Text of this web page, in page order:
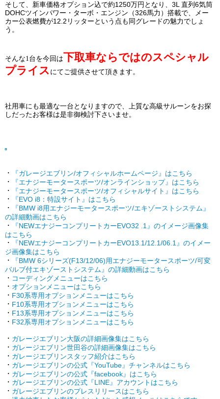
そして、新車価格オプション込で約1250万円となり、3L 直列6気筒
DOHCツインパワー・ターボ・エンジン（326馬力）搭載で、メー
カー公表燃費が12.2リッターという点も同グレードの魅力でしょ
う。
そんな1台を今回は下取車ならではのスペシャル
プライス にてご提供させて頂きます。
社用車にも最適な一台となりますので、上質な高級サルーンをお探
しだったお客様は是非御検討下さいませ。
・
『ガレージエブリン/オフィシャルホームページ』はこちら
・
『エナジーモータースポーツ/オンラインショップ』はこちら
・
『エナジーモータースポーツ/オフィシャルサイト』はこちら
・
『EVO i8：特設サイト』はこちら
・
『BMW i8用エナジーモータースポーツ/エキゾーストシステム』
の詳細動画はこちら
・
『NEWエナジーコンプリートカーEVO32 .1』のイメージ画像集
はこちら
・
『NEWエナジーコンプリートカーEVO13.1/12.1/06.1』のイメー
ジ画像集はこちら
・
『BMW 6シリーズ(F13/12/06)用エナジーモータースポーツ/可変
バルブ付エキゾーストシステム』の詳細動画はこちら
・ コーディングメニューはこちら
・ オプションメニューはこちら
・ F30系専用オプションメニューはこちら
・ F10系専用オプションメニューはこちら
・ F13系専用オプションメニューはこちら
・ F32系専用オプションメニューはこちら
・ ガレージエブリン大阪の詳細画像集はこちら
・ ガレージエブリン世田谷の詳細画像集はこちら
・ ガレージエブリンスタッフ紹介はこちら
・ ガレージエブリンの公式『YouTube』チャンネルはこちら
・ ガレージエブリンの公式『facebook』はこちら
・ ガレージエブリンの公式『LINE』アカウントはこちら
・ ガレージエブリンのプレスリリースはこちら